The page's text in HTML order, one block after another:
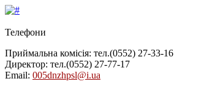
Телефони
Приймальна комісія: тел.(0552) 27-33-16
Директор: тел.(0552) 27-77-17
Email: 005dnzhpsl@i.ua